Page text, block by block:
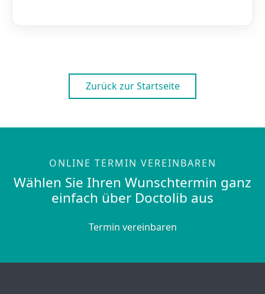
Zurück zur Startseite
ONLINE TERMIN VEREINBAREN
Wählen Sie Ihren Wunschtermin ganz
einfach über Doctolib aus
Termin vereinbaren